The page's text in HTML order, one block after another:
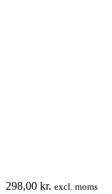
298,00 kr. excl. moms